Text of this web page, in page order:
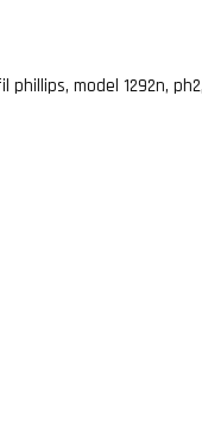
model 1292n,